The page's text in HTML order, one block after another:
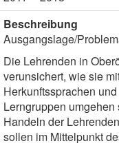
Beschreibung
Ausgangslage/
Die Lehrenden in
verunsichert, wie sie
Herkunftssprachen
Lerngruppen
Handeln der
sollen im Mittelpunkt